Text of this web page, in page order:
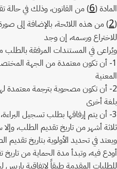
المادة (6) من القانون، وذلك في حالة
(
2) من هذه اللائحة، بالإضافة إلى
للاختراع ورسمه، إن وجد
ويُراعى في المستندات المرفقة بالطلب
1- أن تكون معتمدة من الجهة
المعنية
2- أن تكون مصحوبة بترجمة معتمدة
بلغة أخرى
3- أن يتم إرفاقها بطلب تسجيل
ثلاثة أشهر من تاريخ تقديم الطلب،
ويعتد في تحديد الأولوية بتاريخ تقديم
أودع فيه، وتبدأ مدة الحماية من
للطلبات المقدمة طبقاً لاتفاقية باريس